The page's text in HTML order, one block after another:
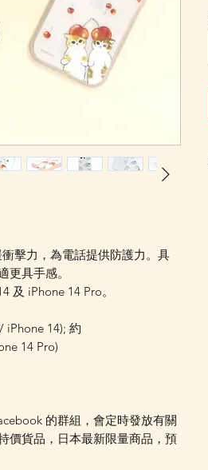
擊力，為電話提供防護力。具
具手感。
及 iPhone 14 Pro。
iPhone 14); 約
14 Pro)
的群組，會定時發放有關
價貨品，日本最新限量商品，預